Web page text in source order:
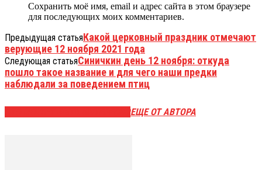
Сохранить моё имя, email и адрес сайта в этом браузере
для последующих моих комментариев.
Предыдущая статьяКакой церковный праздник отмечают
верующие 12 ноября 2021 года
Следующая статьяСиничкин день 12 ноября: откуда
пошло такое название и для чего наши предки
наблюдали за поведением птиц
ЕЩЕ ОТ АВТОРА